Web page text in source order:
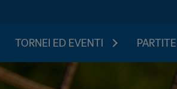
TORNEI ED EVENTI